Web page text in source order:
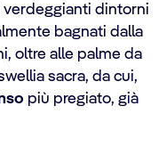
verdeggianti dintorni
bagnati dalla
oltre alle palme da
sacra, da cui,
più pregiato, già